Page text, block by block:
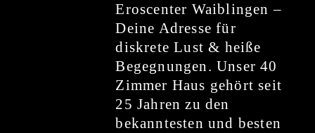
Eroscenter Waiblingen –
Deine Adresse für
diskrete Lust & heiße
Begegnungen. Unser 40
Zimmer Haus gehört seit
25 Jahren zu den
bekanntesten und besten